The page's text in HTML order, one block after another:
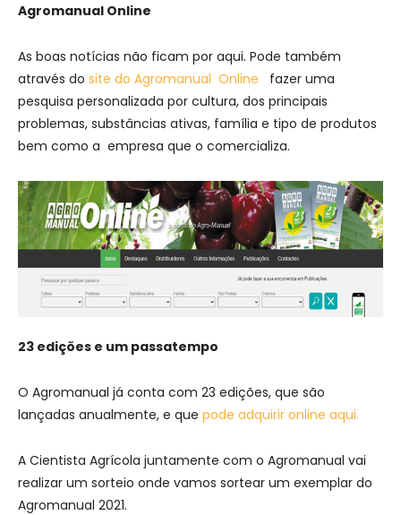
Agromanual Online
As boas notícias não ficam por aqui. Pode também
através do site do Agromanual Online
fazer uma
pesquisa personalizada por cultura, dos principais
problemas, substâncias ativas, família e tipo de produtos
bem como a empresa que o comercializa.
23 edições e um passatempo
O Agromanual já conta com 23 edições, que são
lançadas anualmente, e que pode adquirir online aqui.
A Cientista Agrícola juntamente com o Agromanual vai
realizar um sorteio onde vamos sortear um exemplar do
Agromanual 2021.